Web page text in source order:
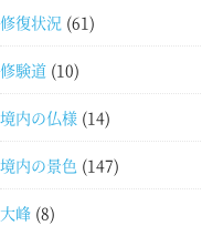
修復状況 (61)
修験道 (10)
境内の仏様 (14)
境内の景色 (147)
大峰 (8)